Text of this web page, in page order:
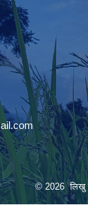
© 2026 लिखु